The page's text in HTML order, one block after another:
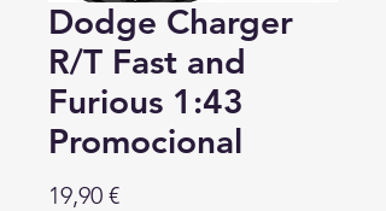
Dodge Charger
R/T Fast and
Furious 1:43
Promocional
19,90 €Precio